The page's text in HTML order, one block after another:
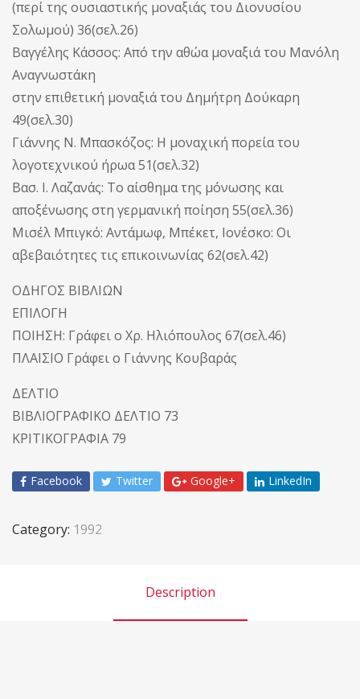
(περί της ουσιαστικής μοναξιάς του Διονυσίου
Σολωμού) 36(σελ.26)
Βαγγέλης Κάσσος: Από την αθώα μοναξιά του Μανόλη
Αναγνωστάκη
στην επιθετική μοναξιά του Δημήτρη Δούκαρη
49(σελ.30)
Γιάννης Ν. Μπασκόζος: Η μοναχική πορεία του
λογοτεχνικού ήρωα 51(σελ.32)
Βασ. I. Λαζανάς: Το αίσθημα της μόνωσης και
αποξένωσης στη γερμανική ποίηση 55(σελ.36)
Μισέλ Μπιγκό: Αντάμωφ, Μπέκετ, Ιονέσκο: Οι
αβεβαιότητες τις επικοινωνίας 62(σελ.42)
ΟΔΗΓΟΣ ΒΙΒΛΙΩΝ
ΕΠΙΛΟΓΗ
ΠΟΙΗΣΗ: Γράφει ο Χρ. Ηλιόπουλος 67(σελ.46)
ΠΛΑΙΣΙΟ Γράφει ο Γιάννης Κουβαράς
ΔΕΛΤΙΟ
ΒΙΒΛΙΟΓΡΑΦΙΚΟ ΔΕΛΤΙΟ 73
ΚΡΙΤΙΚΟΓΡΑΦΙΑ 79
Facebook Twitter Google+ LinkedIn
Category: 1992
Description